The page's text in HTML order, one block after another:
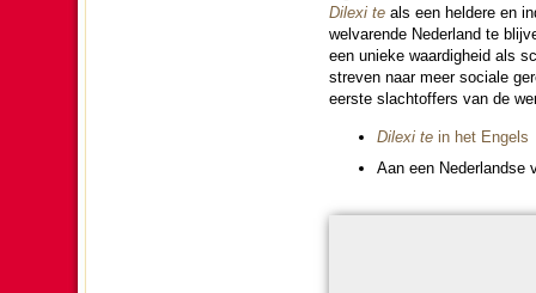
Dilexi te als een hel­dere en
welvarende Neder­land te
een unieke waar­dig­heid als
streven naar meer sociale
eerste slacht­of­fers van de
Dilexi te in het Engels
Aan een Neder­landse